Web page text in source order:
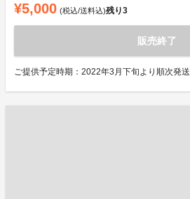
¥5,000 (税込/送料込)残り3
販売終了
ご提供予定時期：2022年3月下旬より順次発送